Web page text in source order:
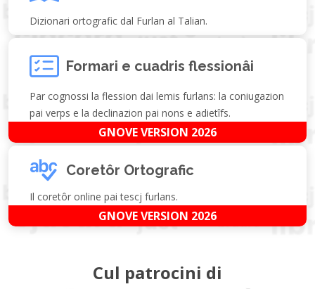
Dizionari ortografic dal Furlan al Talian.
Formari e cuadris flessionâi
Par cognossi la flession dai lemis furlans: la coniugazion
pai verps e la declinazion pai nons e adietîfs.
GNOVE VERSION 2026
Coretôr Ortografic
Il coretôr online pai tescj furlans.
GNOVE VERSION 2026
Cul patrocini di